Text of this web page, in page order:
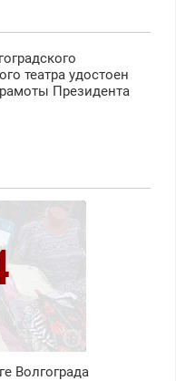
театра удостоен
Президента
Волгограда